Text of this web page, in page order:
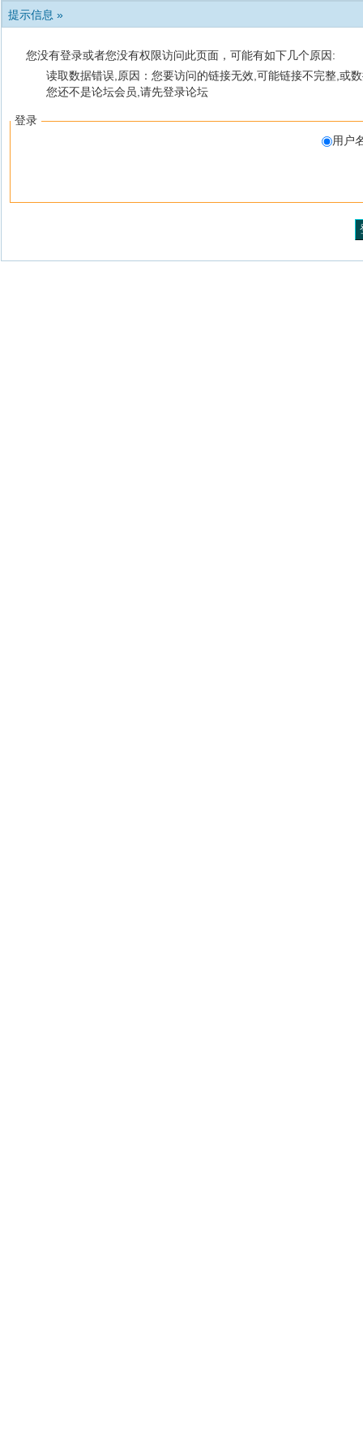
提示信息 »
您没有登录或者您没有权限访问此页面，可能有如下几个原因:
读取数据错误,原因：您要访问的链接无效,可能链接不完整,或
您还不是论坛会员,请先登录论坛
登录
用户